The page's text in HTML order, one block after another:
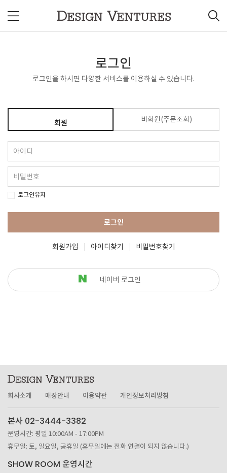
로그인
로그인을 하시면 다양한 서비스를 이용하실 수 있습니다.
회원 비회원(주문조회)
로그인유지
로그인
회원가입 아이디찾기 비밀번호찾기
네이버 로그인
회사소개 매장안내 이용약관 개인정보처리방침
본사 02-3444-3382
운영시간: 평일 10:00AM - 17:00PM
휴무일: 토, 일요일, 공휴일 (휴무일에는 전화 연결이 되지 않습니다.)
SHOW ROOM 운영시간